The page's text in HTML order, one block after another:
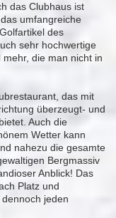
das Clubhaus ist
umfangreiche
des
sehr hochwertige
die man nicht in
das mit
überzeugt- und
Auch die
Wetter kann
nahezu die gesamte
Bergmassiv
Anblick! Das
Platz und
jeden